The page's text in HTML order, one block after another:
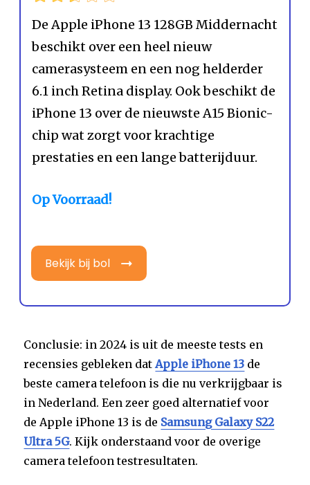
De Apple iPhone 13 128GB Middernacht
beschikt over een heel nieuw
camerasysteem en een nog helderder
6.1 inch Retina display. Ook beschikt de
iPhone 13 over de nieuwste A15 Bionic-
chip wat zorgt voor krachtige
prestaties en een lange batterijduur.
Op Voorraad!
Bekijk bij bol
Conclusie: in 2024 is uit de meeste tests en
recensies gebleken datApple iPhone 13 de
beste camera telefoon is die nu verkrijgbaar is
in Nederland. Een zeer goed alternatief voor
de Apple iPhone 13 is de Samsung Galaxy S22
Ultra 5G. Kijk onderstaand voor de overige
camera telefoon testresultaten.